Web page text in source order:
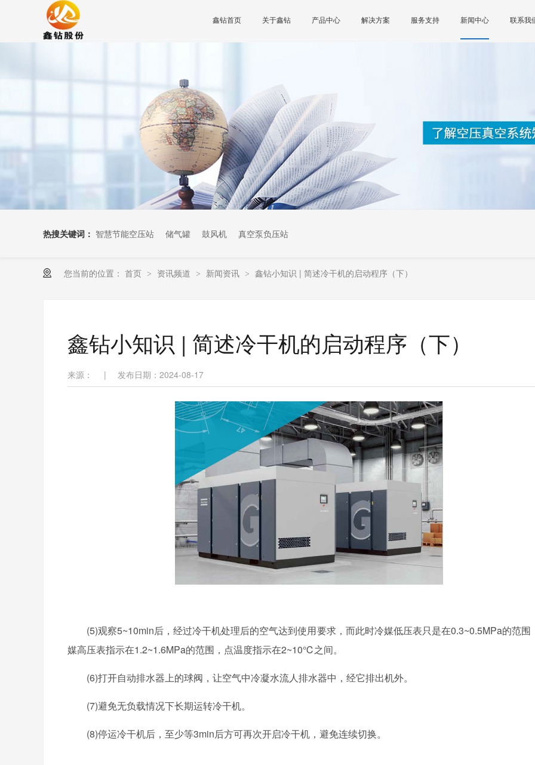
鑫钻首页 关于鑫钻 产品中心 解决方案 服务支持 新闻中心 联系我
热搜关键词： 智慧节能空压站 储气罐 鼓风机 真空泵负压站
您当前的位置： 首页 > 资讯频道 > 新闻资讯 > 鑫钻小知识 | 简述冷干机的启动程序（下）
鑫钻小知识 | 简述冷干机的启动程序（下）
来源： | 发布日期：2024-08-17
(5)观察5~10min后，经过冷干机处理后的空气达到使用要求，而此时冷媒低压表只是在0.3~0.5MPa的范围
媒高压表指示在1.2~1.6MPa的范围，点温度指示在2~10℃之间。
(6)打开自动排水器上的球阀，让空气中冷凝水流人排水器中，经它排出机外。
(7)避免无负载情况下长期运转冷干机。
(8)停运冷干机后，至少等3min后方可再次开启冷干机，避免连续切换。